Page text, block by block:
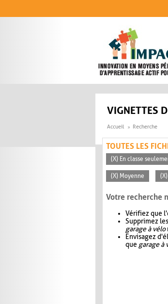
VIGNETTES
Accueil Recherche
TOUTES LES
(X) En classe
(X) Moyenne
Votre recherche
Vérifiez que
Supprimez
garage à vélo
Envisagez
que garage à